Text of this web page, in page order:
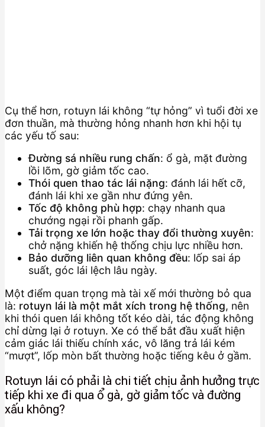
Cụ thể hơn, rotuyn lái không “tự hỏng” vì tuổi đời xe
đơn thuần, mà thường hỏng nhanh hơn khi hội tụ
các yếu tố sau:
Đường sá nhiều rung chấn: ổ gà, mặt đường
lồi lõm, gờ giảm tốc cao.
Thói quen thao tác lái nặng: đánh lái hết cỡ,
đánh lái khi xe gần như đứng yên.
Tốc độ không phù hợp: chạy nhanh qua
chướng ngại rồi phanh gấp.
Tải trọng xe lớn hoặc thay đổi thường xuyên:
chở nặng khiến hệ thống chịu lực nhiều hơn.
Bảo dưỡng liên quan không đều: lốp sai áp
suất, góc lái lệch lâu ngày.
Một điểm quan trọng mà tài xế mới thường bỏ qua
là: rotuyn lái là một mắt xích trong hệ thống, nên
khi thói quen lái không tốt kéo dài, tác động không
chỉ dừng lại ở rotuyn. Xe có thể bắt đầu xuất hiện
cảm giác lái thiếu chính xác, vô lăng trả lái kém
“mượt”, lốp mòn bất thường hoặc tiếng kêu ở gầm.
Rotuyn lái có phải là chi tiết chịu ảnh hưởng trực
tiếp khi xe đi qua ổ gà, gờ giảm tốc và đường
xấu không?